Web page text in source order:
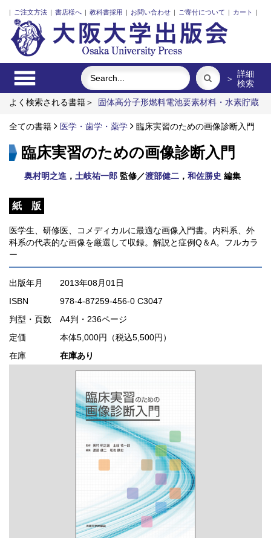
| ご注文方法 | 書店様へ | 教科書採用 | お問い合わせ | ご寄付について | カート |
＞ 詳細
検索
よく検索される書籍＞
固体高分子形燃料電池要素材料・水素貯蔵
正・昭和の細菌学者たち
食べる 街に拓く大学
プルースト
全ての書籍 医学・歯学・薬学 臨床実習のための画像診断入門
臨床実習のための画像診断入門
奥村明之進 ， 土岐祐一郎 監修／渡部健二 ， 和佐勝史 編集
紙 版
医学生、研修医、コメディカルに最適な画像入門書。内科系、外
科系の代表的な画像を厳選して収録。解説と症例Q＆A。フルカラ
ー
出版年月
2013年08月01日
ISBN
978-4-87259-456-0 C3047
判型・頁数 A4判・236ページ
定価
本体5,000円（税込5,500円）
在庫
在庫あり